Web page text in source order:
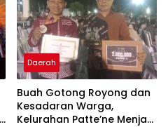
Daerah
Buah Gotong Royong dan
Kesadaran Warga,
Kelurahan Patte’ne Menjadi